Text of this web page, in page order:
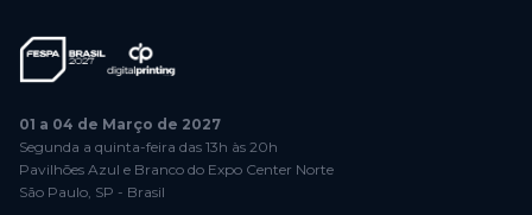
01 a 04 de Março de 2027
Segunda a quinta-feira das 13h às 20h
Pavilhões Azul e Branco do Expo Center Norte
São Paulo, SP - Brasil